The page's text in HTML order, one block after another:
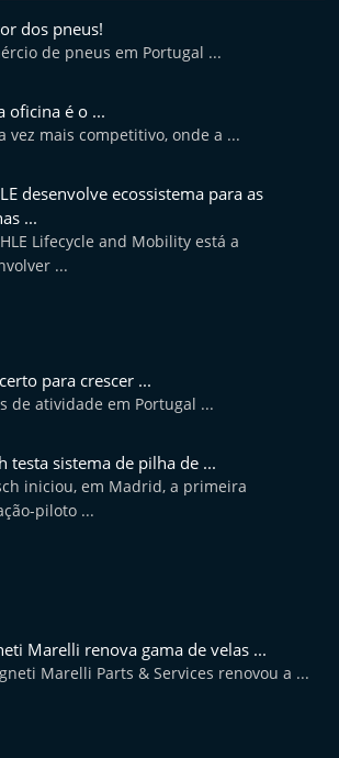
dos pneus!
de pneus em Portugal ...
oficina é o ...
vez mais competitivo, onde a ...
desenvolve ecossistema para as
...
Lifecycle and Mobility está a
...
para crescer ...
de atividade em Portugal ...
testa sistema de pilha de ...
iniciou, em Madrid, a primeira
piloto ...
Marelli renova gama de velas ...
Marelli Parts & Services renovou a ...